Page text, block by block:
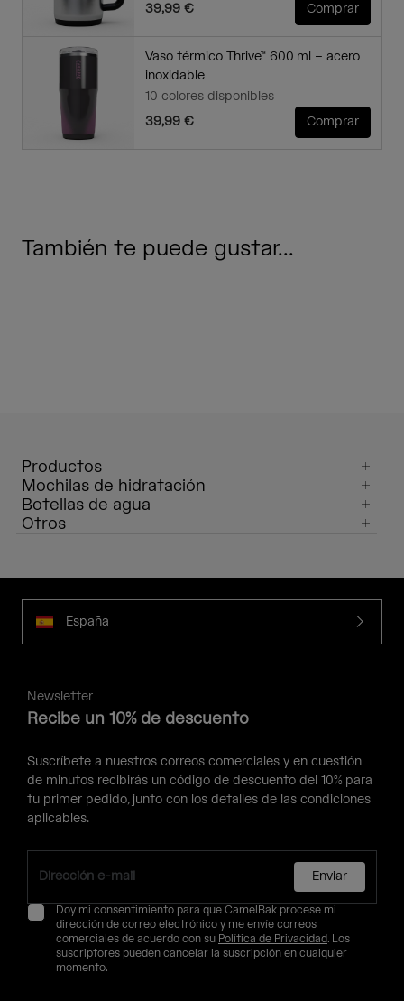
39,99 €
Comprar
Vaso térmico Thrive™ 600 ml – acero
inoxidable
10 colores disponibles
39,99 €
Comprar
También te puede gustar...
Productos
Mochilas de hidratación
Botellas de agua
Otros
España
Newsletter
Recibe un 10% de descuento
Suscríbete a nuestros correos comerciales y en cuestión
de minutos recibirás un código de descuento del 10% para
tu primer pedido, junto con los detalles de las condiciones
aplicables.
Enviar
Doy mi consentimiento para que CamelBak procese mi
dirección de correo electrónico y me envíe correos
comerciales de acuerdo con su Política de Privacidad. Los
suscriptores pueden cancelar la suscripción en cualquier
momento.